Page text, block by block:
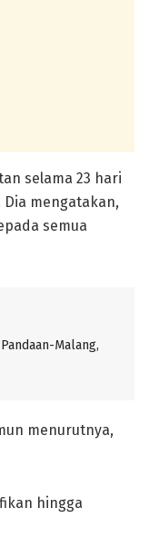
selama 23 hari
Dia mengatakan,
semua
Malang,
menurutnya,
hingga